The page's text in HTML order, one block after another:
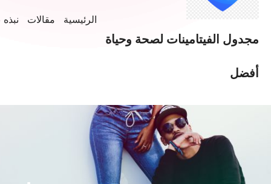
مجدول الفيتامينات لصحة وحياة
أفضل
الرئيسية مقالات نبذه